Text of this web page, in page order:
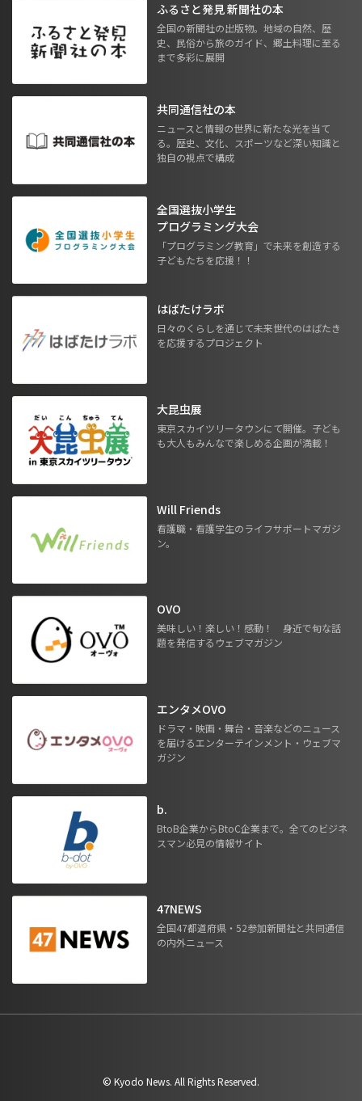
ふるさと発見 新聞社の本
全国の新聞社の出版物。地域の自然、歴
史、民俗から旅のガイド、郷土料理に至る
まで多彩に展開
共同通信社の本
ニュースと情報の世界に新たな光を当て
る。歴史、文化、スポーツなど深い知識と
独自の視点で構成
全国選抜小学生
プログラミング大会
「プログラミング教育」で未来を創造する
子どもたちを応援！！
はばたけラボ
日々のくらしを通じて未来世代のはばたき
を応援するプロジェクト
大昆虫展
東京スカイツリータウンにて開催。子ども
も大人もみんなで楽しめる企画が満載！
Will Friends
看護職・看護学生のライフサポートマガジ
ン。
OVO
美味しい！楽しい！感動！ 身近で旬な話
題を発信するウェブマガジン
エンタメOVO
ドラマ・映画・舞台・音楽などのニュース
を届けるエンターテインメント・ウェブマ
ガジン
b.
BtoB企業からBtoC企業まで。全てのビジネ
スマン必見の情報サイト
47NEWS
全国47都道府県・52参加新聞社と共同通信
の内外ニュース
©︎ Kyodo News. All Rights Reserved.